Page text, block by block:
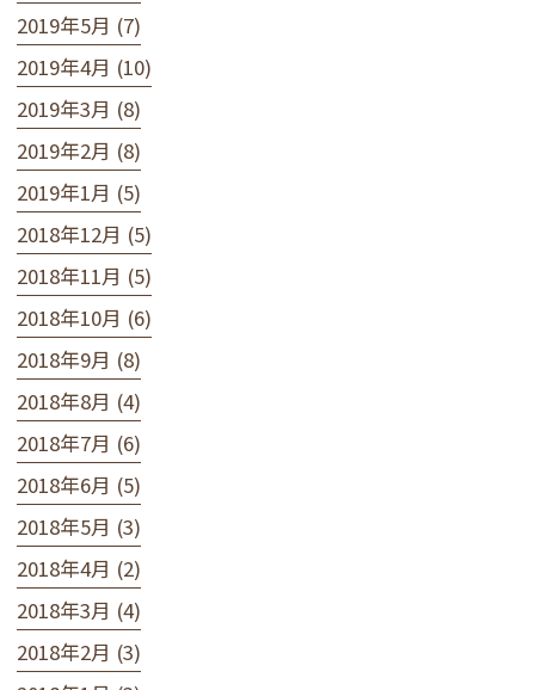
2019年5月 (7)
2019年4月 (10)
2019年3月 (8)
2019年2月 (8)
2019年1月 (5)
2018年12月 (5)
2018年11月 (5)
2018年10月 (6)
2018年9月 (8)
2018年8月 (4)
2018年7月 (6)
2018年6月 (5)
2018年5月 (3)
2018年4月 (2)
2018年3月 (4)
2018年2月 (3)